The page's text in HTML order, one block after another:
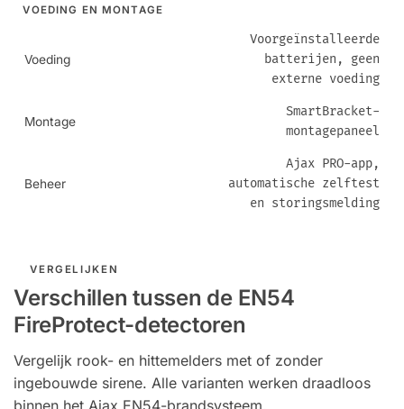
VOEDING EN MONTAGE
Voeding
Voorgeïnstalleerde
batterijen, geen
externe voeding
Montage
SmartBracket-
montagepaneel
Beheer
Ajax PRO-app,
automatische zelftest
en storingsmelding
VERGELIJKEN
Verschillen tussen de EN54
FireProtect-detectoren
Vergelijk rook- en hittemelders met of zonder
ingebouwde sirene. Alle varianten werken draadloos
binnen het Ajax EN54-brandsysteem.